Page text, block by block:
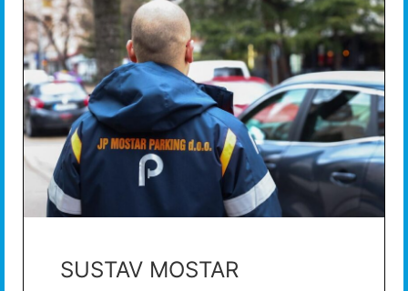
SUSTAV MOSTAR